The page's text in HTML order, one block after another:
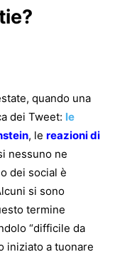
quando una
dei Tweet: le
, le reazioni di
nessuno ne
dei social è
si sono
termine
“difficile da
iniziato a tuonare